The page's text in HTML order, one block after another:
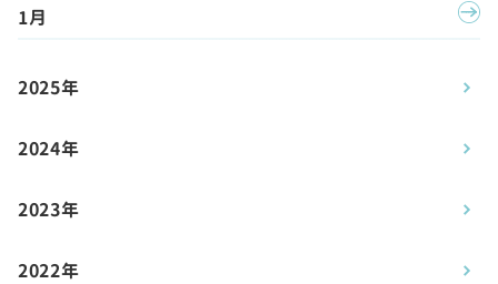
1月
2025年
2024年
2023年
2022年